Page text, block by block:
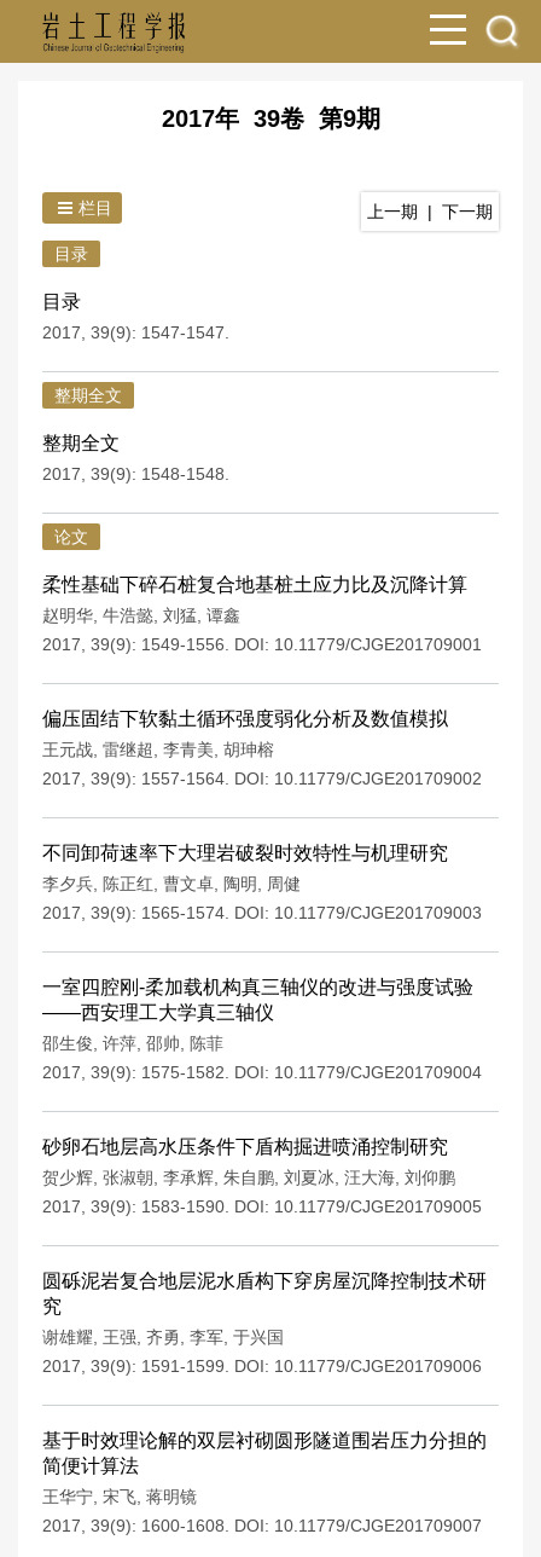
2017年 39卷 第9期
栏目 上一期 | 下一期
目录
目录
2017, 39(9): 1547-1547.
整期全文
整期全文
2017, 39(9): 1548-1548.
论文
柔性基础下碎石桩复合地基桩土应力比及沉降计算
赵明华 牛浩懿 刘猛 谭鑫
2017, 39(9): 1549-1556.
DOI: 10.11779/CJGE201709001
偏压固结下软黏土循环强度弱化分析及数值模拟
王元战 雷继超 李青美 胡珅榕
2017, 39(9): 1557-1564. DOI: 10.11779/CJGE201709002
不同卸荷速率下大理岩破裂时效特性与机理研究
李夕兵 陈正红 曹文卓 陶明
周健
2017, 39(9): 1565-1574. DOI: 10.11779/CJGE201709003
一室四腔刚-柔加载机构真三轴仪的改进与强度试验
——西安理工大学真三轴仪
邵生俊 许萍 邵帅
陈菲
2017, 39(9): 1575-1582.
DOI: 10.11779/CJGE201709004
砂卵石地层高水压条件下盾构掘进喷涌控制研究
贺少辉 张淑朝 李承辉 朱自鹏 刘夏冰 汪大海 刘仰鹏
2017, 39(9): 1583-1590. DOI: 10.11779/CJGE201709005
圆砾泥岩复合地层泥水盾构下穿房屋沉降控制技术研
究
谢雄耀 王强 齐勇 李军 于兴国
2017, 39(9): 1591-1599.
DOI: 10.11779/CJGE201709006
基于时效理论解的双层衬砌圆形隧道围岩压力分担的
简便计算法
王华宁 宋飞 蒋明镜
2017, 39(9): 1600-1608.
DOI: 10.11779/CJGE201709007